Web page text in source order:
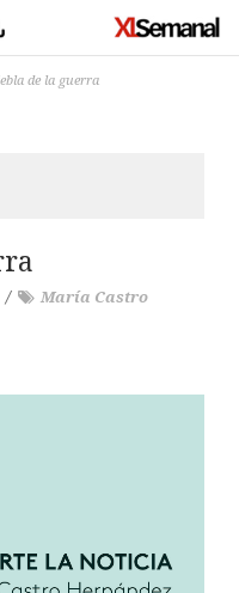
de la guerra
/
María Castro